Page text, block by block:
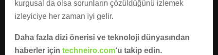
kurgusal da olsa sorunların çözüldüğünü izlemek
izleyiciye her zaman iyi gelir.
Daha fazla dizi önerisi ve teknoloji dünyasından
haberler için techneiro.com‘u takip edin.